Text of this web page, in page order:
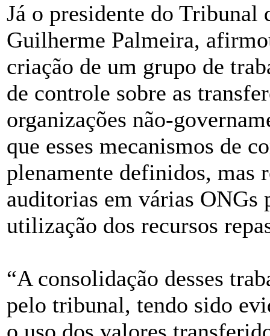
Já o presidente do
Guilherme Palmeira,
criação de um grupo de
de controle sobre as
organizações não-
que esses mecanismos de
plenamente definidos, mas
auditorias em várias ONGs
utilização dos recursos
“A consolidação desses
pelo tribunal, tendo sido